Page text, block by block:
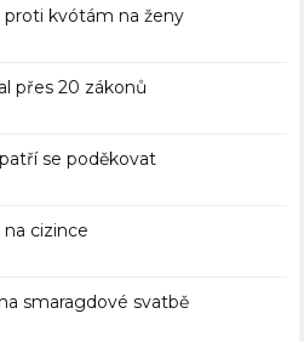
kvótám na ženy
přes 20 zákonů
se poděkovat
cizince
smaragdové svatbě